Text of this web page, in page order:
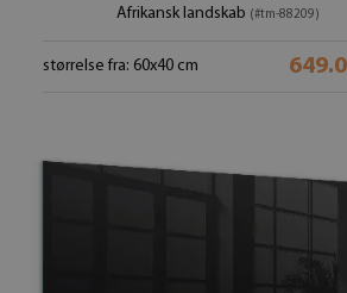
Afrikansk landskab (#tm-88209)
størrelse fra: 60x40 cm